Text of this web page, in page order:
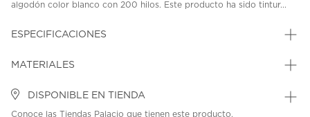
algodón color blanco con 200 hilos. Este producto ha sido tintur...
ESPECIFICACIONES
MATERIALES
DISPONIBLE EN TIENDA
Conoce las Tiendas Palacio que tienen este producto.